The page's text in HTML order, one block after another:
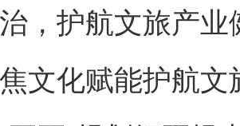
，护航文旅产业
化赋能护航文